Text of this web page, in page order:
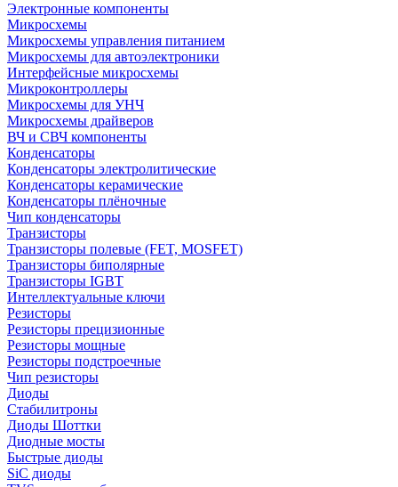
Электронные компоненты
Микросхемы
Микросхемы управления питанием
Микросхемы для автоэлектроники
Интерфейсные микросхемы
Микроконтроллеры
Микросхемы для УНЧ
Микросхемы драйверов
ВЧ и СВЧ компоненты
Конденсаторы
Конденсаторы электролитические
Конденсаторы керамические
Конденсаторы плёночные
Чип конденсаторы
Транзисторы
Транзисторы полевые (FET, MOSFET)
Транзисторы биполярные
Транзисторы IGBT
Интеллектуальные ключи
Резисторы
Резисторы прецизионные
Резисторы мощные
Резисторы подстроечные
Чип резисторы
Диоды
Стабилитроны
Диоды Шоттки
Диодные мосты
Быстрые диоды
SiC диоды